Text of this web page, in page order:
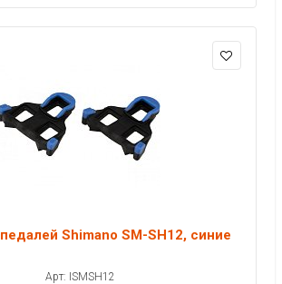
Shimano SM-SH12, синие
Арт: ISMSH12